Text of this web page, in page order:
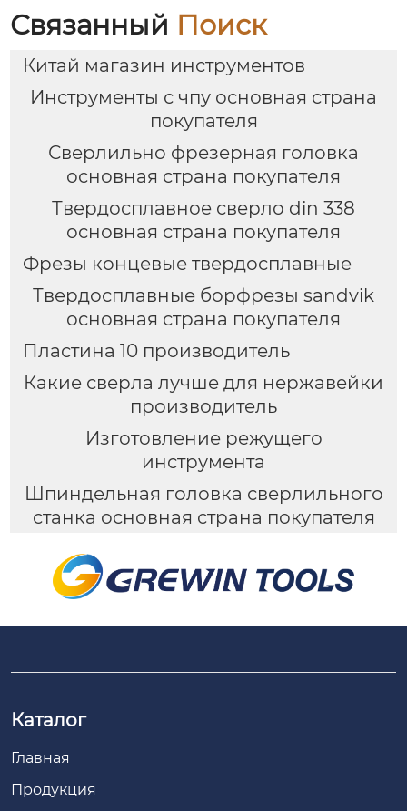
Связанный Поиск
Китай магазин инструментов
Инструменты с чпу основная страна
покупателя
Сверлильно фрезерная головка
основная страна покупателя
Твердосплавное сверло din 338
основная страна покупателя
Фрезы концевые твердосплавные
Твердосплавные борфрезы sandvik
основная страна покупателя
Пластина 10 производитель
Какие сверла лучше для нержавейки
производитель
Изготовление режущего
инструмента
Шпиндельная головка сверлильного
станка основная страна покупателя
Каталог
Главная
Продукция